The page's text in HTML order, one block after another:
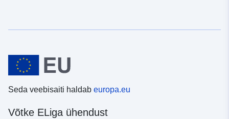
Seda veebisaiti haldab europa.eu
Võtke ELiga ühendust